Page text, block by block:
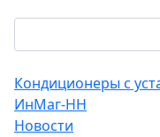
Кондиционеры с
ИнМаг-НН
Новости